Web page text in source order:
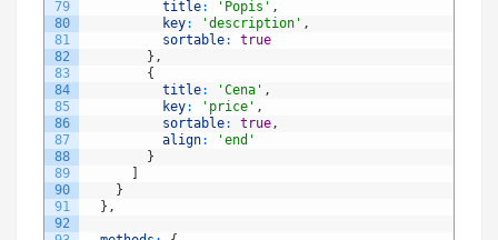
79
80
81
82
83
84
85
86
87
88
89
90
91
92
title: 'Popis' ,
key: 'description' ,
sortable:
true
} ,
{
title: 'Cena' ,
key: 'price' ,
sortable: true,
align:
'end'
}
}
} ,